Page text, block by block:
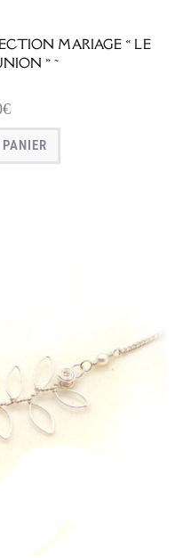
MARIAGE « LE
» ~
€